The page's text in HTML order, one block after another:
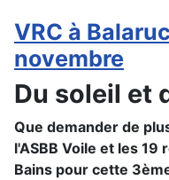
VRC à
novembre
Du soleil et
Que demander de
l'ASBB Voile et les 19
Bains pour cette